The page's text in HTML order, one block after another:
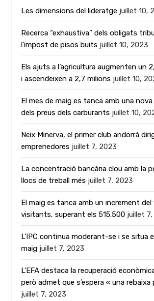
Les dimensions del lideratge juillet 10,
Recerca “exhaustiva” dels obligats
l’impost de pisos buits juillet 10, 2023
Els ajuts a l’agricultura augmenten un
i ascendeixen a 2,7 milions juillet 10,
El mes de maig es tanca amb una
dels preus dels carburants juillet 10,
Neix Minerva, el primer club andorrà
emprenedores juillet 7, 2023
La concentració bancària clou amb la
llocs de treball més juillet 7, 2023
El maig es tanca amb un increment del
visitants, superant els 515.500 juillet
L’IPC continua moderant-se i se situa
maig juillet 7, 2023
L’EFA destaca la recuperació
però admet que s’espera « una rebaixa
juillet 7, 2023